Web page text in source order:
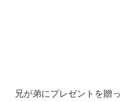
兄が弟にプレゼントを贈